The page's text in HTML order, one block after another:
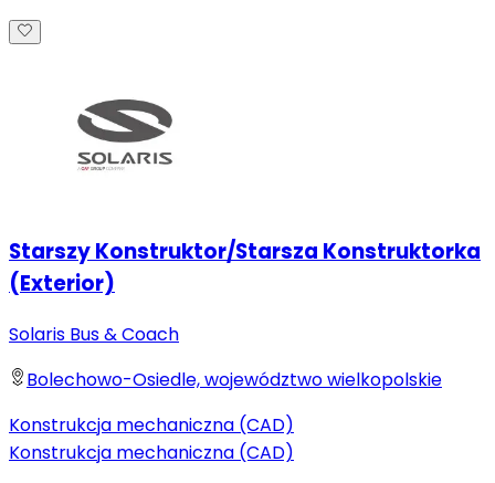
Starszy Konstruktor/Starsza Konstruktorka
(Exterior)
Solaris Bus & Coach
Bolechowo-Osiedle, województwo wielkopolskie
Konstrukcja mechaniczna (CAD)
Konstrukcja mechaniczna (CAD)